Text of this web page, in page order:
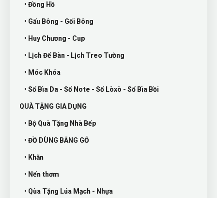
• Đồng Hồ
• Gấu Bông - Gối Bông
• Huy Chương - Cup
• Lịch Để Bàn - Lịch Treo Tường
• Móc Khóa
• Sổ Bìa Da - Sổ Note - Sổ Lòxò - Sổ Bìa Bồi
QUÀ TẶNG GIA DỤNG
• Bộ Quà Tặng Nhà Bếp
• ĐỒ DÙNG BẰNG GỖ
• Khăn
• Nến thơm
• Qùa Tặng Lúa Mạch - Nhựa